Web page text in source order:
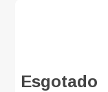
Esgotado